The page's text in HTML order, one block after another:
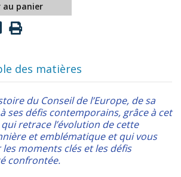
au panier
des matières
du Conseil de l’Europe, de sa
ses défis contemporains, grâce à cet
retrace l’évolution de cette
et emblématique et qui vous
moments clés et les défis
confrontée.